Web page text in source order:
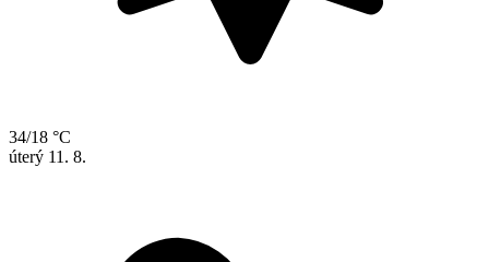
34/18 °C
úterý 11. 8.